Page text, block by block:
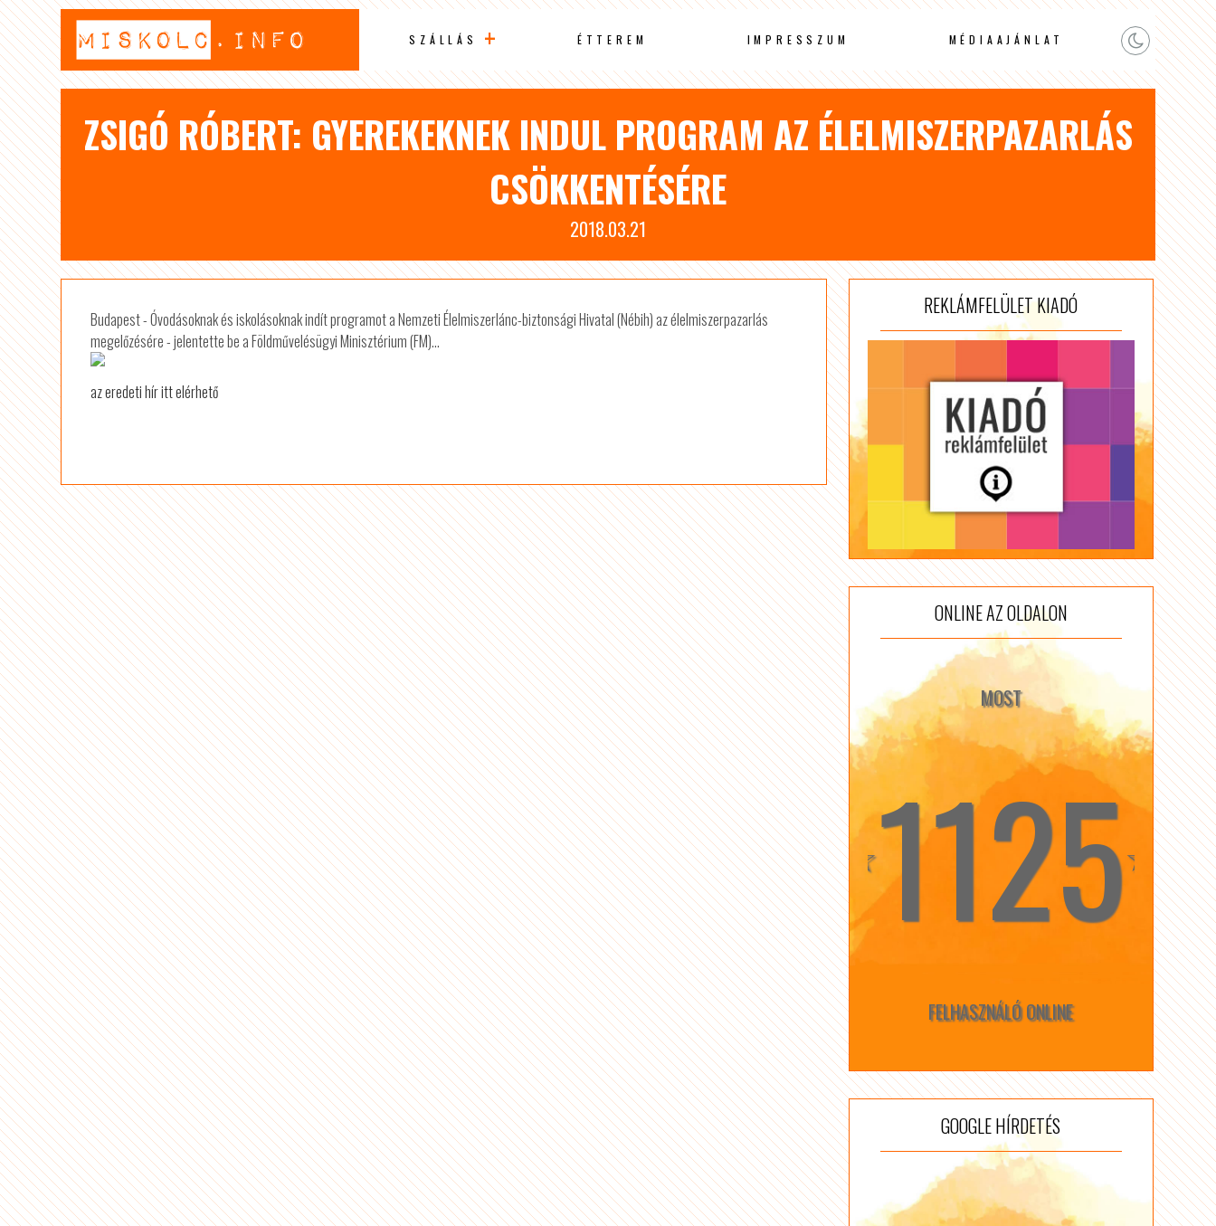
SZÁLLÁS ÉTTEREM IMPRESSZUM MÉDIAAJÁNLAT
ZSIGÓ RÓBERT: GYEREKEKNEK INDUL PROGRAM AZ ÉLELMISZERPAZARLÁS
CSÖKKENTÉSÉRE
2018.03.21
Budapest - Óvodásoknak és iskolásoknak indít programot a Nemzeti Élelmiszerlánc-biztonsági Hivatal (Nébih) az élelmiszerpazarlás
megelőzésére - jelentette be a Földművelésügyi Minisztérium (FM)...
az eredeti hír itt elérhető
REKLÁMFELÜLET KIADÓ
ONLINE AZ OLDALON
MOST
☆1125☆
FELHASZNÁLÓ ONLINE
GOOGLE HÍRDETÉS